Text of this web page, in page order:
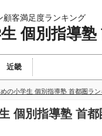
顧客満足度ランキング
個別指導塾
近畿
の小学生 個別指導塾 首都圏ラ
個別指導塾 首